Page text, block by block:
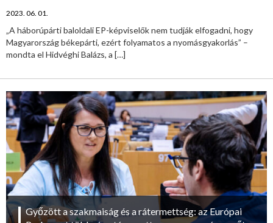
2023. 06. 01.
„A háborúpárti baloldali EP-képviselők nem tudják elfogadni, hogy
Magyarország békepárti, ezért folyamatos a nyomásgyakorlás” –
mondta el Hidvéghi Balázs, a […]
Győzött a szakmaiság és a rátermettség: az Európai